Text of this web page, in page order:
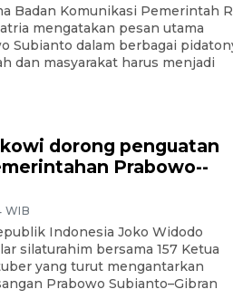
Badan Komunikasi Pemerintah
mengatakan pesan utama
Subianto dalam berbagai
dan masyarakat harus menjadi
dorong penguatan
Prabowo--
WIB
Indonesia Joko Widodo
silaturahim bersama 157 Ketua
yang turut mengantarkan
Prabowo Subianto–Gibran